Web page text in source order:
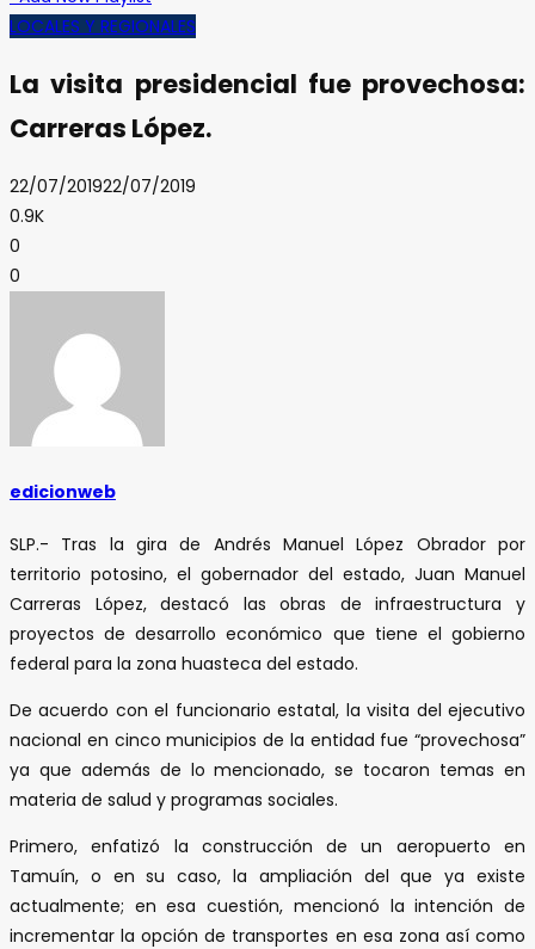
LOCALES Y REGIONALES
La visita presidencial fue provechosa:
Carreras López.
22/07/201922/07/2019
0.9K
0
0
edicionweb
SLP.- Tras la gira de Andrés Manuel López Obrador por
territorio potosino, el gobernador del estado, Juan Manuel
Carreras López, destacó las obras de infraestructura y
proyectos de desarrollo económico que tiene el gobierno
federal para la zona huasteca del estado.
De acuerdo con el funcionario estatal, la visita del ejecutivo
nacional en cinco municipios de la entidad fue “provechosa”
ya que además de lo mencionado, se tocaron temas en
materia de salud y programas sociales.
Primero, enfatizó la construcción de un aeropuerto en
Tamuín, o en su caso, la ampliación del que ya existe
actualmente; en esa cuestión, mencionó la intención de
incrementar la opción de transportes en esa zona así como